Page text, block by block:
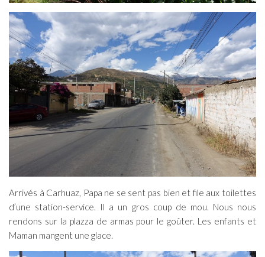
Arrivés à Carhuaz, Papa ne se sent pas bien et file aux toilettes
d’une station-service. Il a un gros coup de mou. Nous nous
rendons sur la plazza de armas pour le goûter. Les enfants et
Maman mangent une glace.